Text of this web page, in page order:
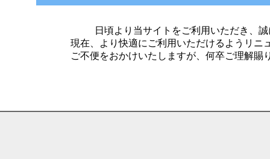
日頃より当サイトをご利用いただき、
現在、より快適にご利用いただけるようリニ
ご不便をおかけいたしますが、何卒ご理解賜